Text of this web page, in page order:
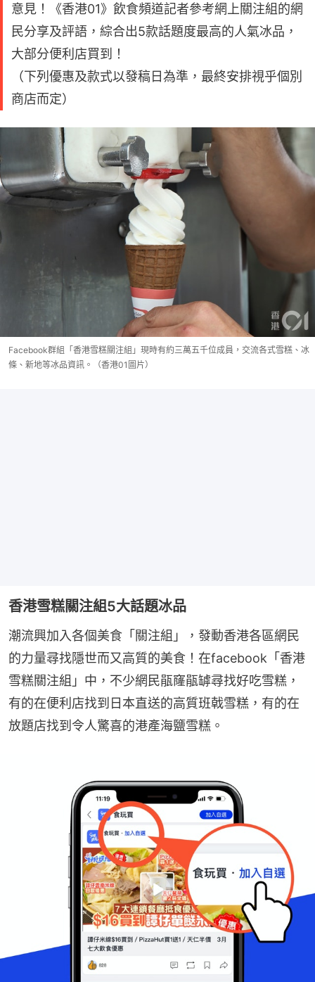
意見！《香港01》飲食頻道記者參考網上關注組的網
民分享及評語，綜合出5款話題度最高的人氣冰品，
大部分便利店買到！
（下列優惠及款式以發稿日為準，最終安排視乎個別
商店而定）
Facebook群組「香港雪糕關注組」現時有約三萬五千位成員，交流各式雪糕、冰
條、新地等冰品資訊。（香港01圖片）
香港雪糕關注組5大話題冰品
潮流興加入各個美食「關注組」，發動香港各區網民
的力量尋找隱世而又高質的美食！在facebook「香港
雪糕關注組」中，不少網民瓹窿瓹罅尋找好吃雪糕，
有的在便利店找到日本直送的高質班戟雪糕，有的在
放題店找到令人驚喜的港產海鹽雪糕。